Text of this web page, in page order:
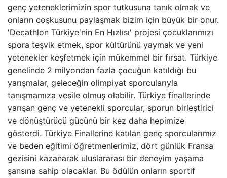
genç yeteneklerimizin spor tutkusuna tanık olmak ve
onların coşkusunu paylaşmak bizim için büyük bir onur.
'Decathlon Türkiye'nin En Hızlısı' projesi çocuklarımızı
spora teşvik etmek, spor kültürünü yaymak ve yeni
yetenekler keşfetmek için mükemmel bir fırsat. Türkiye
genelinde 2 milyondan fazla çocuğun katıldığı bu
yarışmalar, geleceğin olimpiyat sporcularıyla
tanışmamıza vesile olmuş olabilir. Türkiye finallerinde
yarışan genç ve yetenekli sporcular, sporun birleştirici
ve dönüştürücü gücünü bir kez daha hepimize
gösterdi. Türkiye Finallerine katılan genç sporcularımız
ve beden eğitimi öğretmenlerimiz, dört günlük Fransa
gezisini kazanarak uluslararası bir deneyim yaşama
şansına sahip olacaklar. Bu ödülün onların sportif